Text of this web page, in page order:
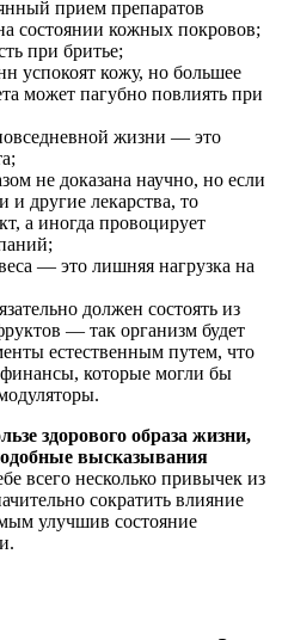
прием препаратов
состоянии кожных покровов;
при бритье;
успокоят кожу, но большее
может пагубно повлиять при
жизни — это
не доказана научно, но если
и другие лекарства, то
а иногда провоцирует
— это лишняя нагрузка на
должен состоять из
— так организм будет
естественным путем, что
финансы, которые могли бы
здорового образа жизни,
высказывания
всего несколько привычек из
сократить влияние
улучшив состояние